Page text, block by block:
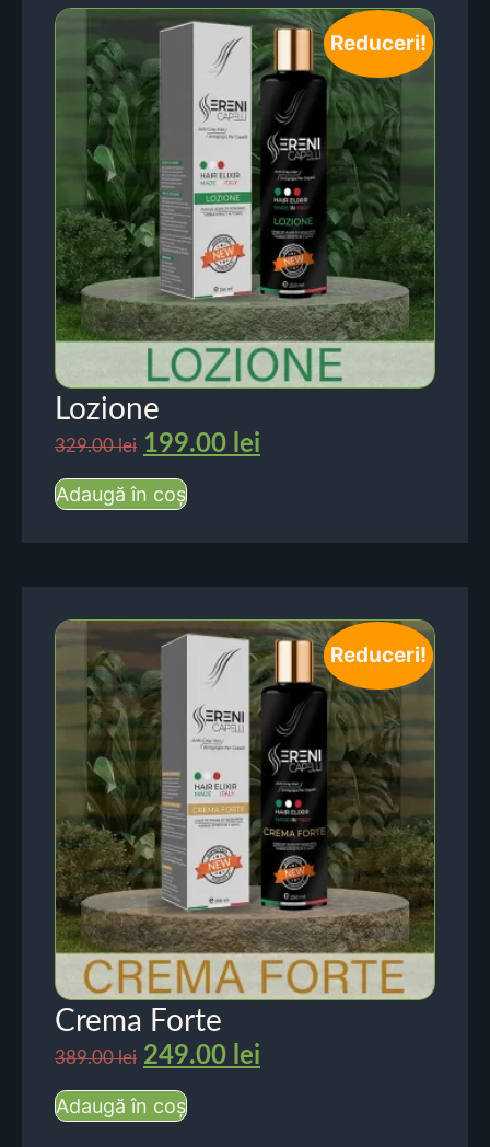
Reduceri!
Lozione
329.00lei 199.00 lei
Adaugă în coș
Reduceri!
Crema Forte
389.00lei 249.00 lei
Adaugă în coș